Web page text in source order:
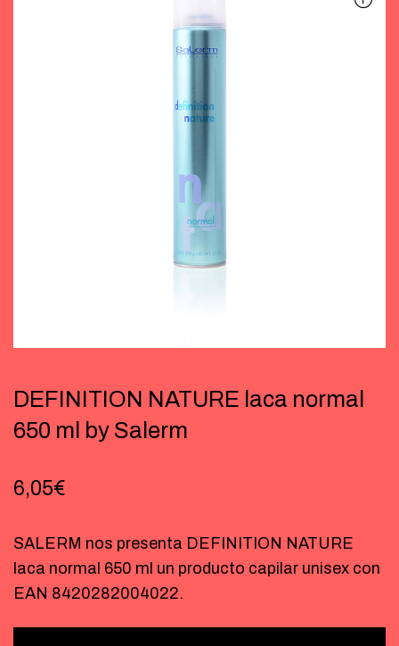
DEFINITION NATURE laca normal
650 ml by Salerm
6,05€
SALERM nos presenta DEFINITION NATURE
laca normal 650 ml un producto capilar unisex con
EAN 8420282004022.